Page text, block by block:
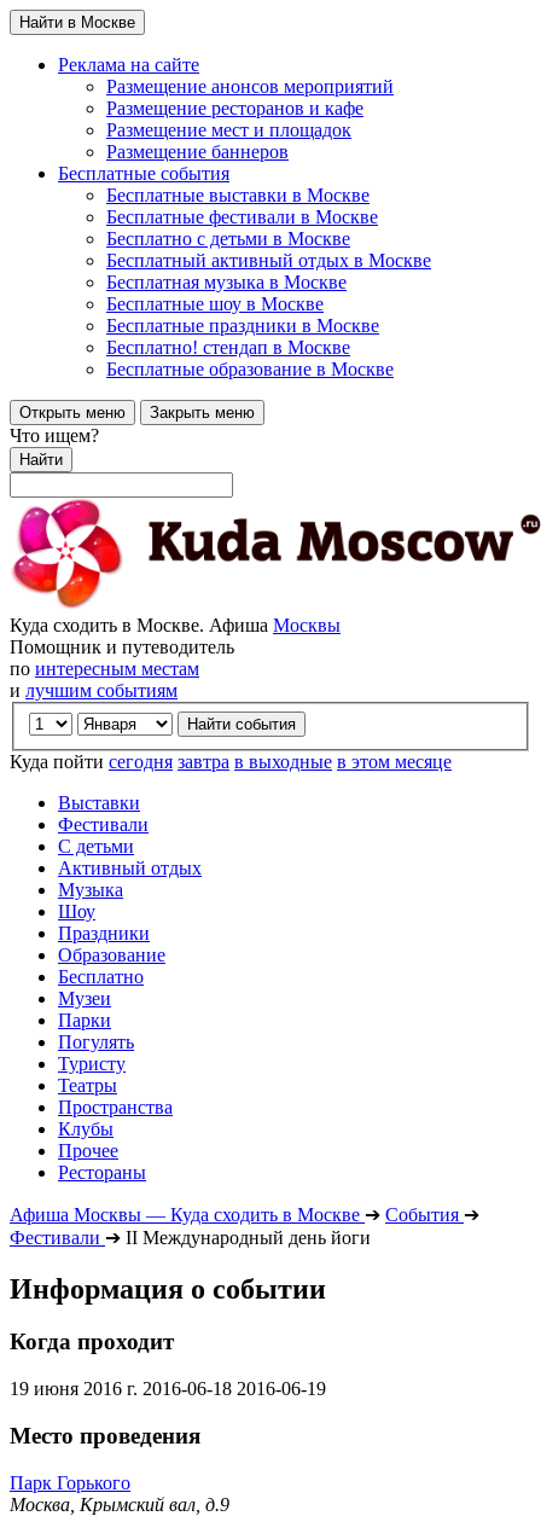
Найти в Москве
Реклама на сайте
Размещение анонсов мероприятий
Размещение ресторанов и кафе
Размещение мест и площадок
Размещение баннеров
Бесплатные события
Бесплатные выставки в Москве
Бесплатные фестивали в Москве
Бесплатно с детьми в Москве
Бесплатный активный отдых в Москве
Бесплатная музыка в Москве
Бесплатные шоу в Москве
Бесплатные праздники в Москве
Бесплатно! стендап в Москве
Бесплатные образование в Москве
Открыть меню Закрыть меню
Что ищем?
Найти
Куда сходить в Москве. Афиша Москвы
Помощник и путеводитель
по интересным местам
и лучшим событиям
Куда пойти сегодня завтра в выходные в этом месяце
Выставки
Фестивали
С детьми
Активный отдых
Музыка
Шоу
Праздники
Образование
Бесплатно
Музеи
Парки
Погулять
Туристу
Театры
Пространства
Клубы
Прочее
Рестораны
Афиша Москвы — Куда сходить в Москве ➔ События ➔
Фестивали ➔ II Международный день йоги
Информация о событии
Когда проходит
19 июня 2016 г. 2016-06-18 2016-06-19
Место проведения
Парк Горького
Москва, Крымский вал, д.9